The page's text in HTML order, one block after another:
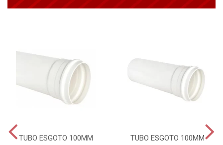
TUBO ESGOTO 100MM TUBO ESGOTO 100MM